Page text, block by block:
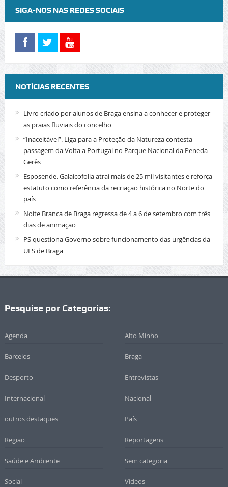
SIGA-NOS NAS REDES SOCIAIS
NOTÍCIAS RECENTES
Livro criado por alunos de Braga ensina a conhecer e proteger
as praias fluviais do concelho
“Inaceitável”. Liga para a Proteção da Natureza contesta
passagem da Volta a Portugal no Parque Nacional da Peneda-
Gerês
Esposende. Galaicofolia atrai mais de 25 mil visitantes e reforça
estatuto como referência da recriação histórica no Norte do
país
Noite Branca de Braga regressa de 4 a 6 de setembro com três
dias de animação
PS questiona Governo sobre funcionamento das urgências da
ULS de Braga
Pesquise por Categorias:
Agenda Alto Minho
Barcelos Braga
Desporto Entrevistas
Internacional Nacional
outros destaques País
Região Reportagens
Saúde e Ambiente Sem categoria
Social Vídeos